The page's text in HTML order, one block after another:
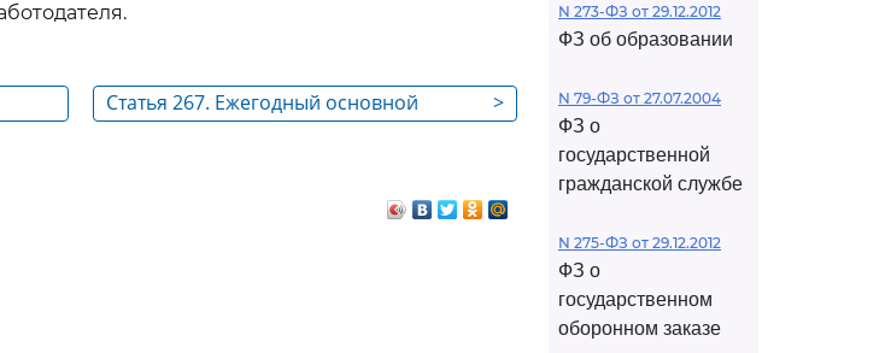
>
Статья 267. Ежегодный основной
N 273-ФЗ от 29.12.2012
ФЗ об образовании
N 79-ФЗ от 27.07.2004
ФЗ о
государственной
гражданской службе
N 275-ФЗ от 29.12.2012
ФЗ о
государственном
оборонном заказе